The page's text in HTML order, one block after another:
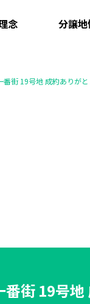
念 分譲
番街 19号地 成約ありが
街 19号